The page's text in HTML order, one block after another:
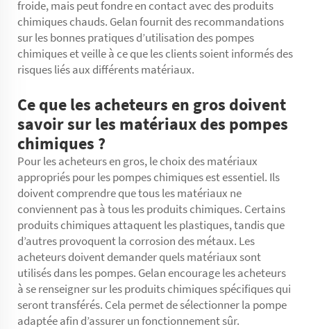
froide, mais peut fondre en contact avec des produits
chimiques chauds. Gelan fournit des recommandations
sur les bonnes pratiques d’utilisation des pompes
chimiques et veille à ce que les clients soient informés des
risques liés aux différents matériaux.
Ce que les acheteurs en gros doivent
savoir sur les matériaux des pompes
chimiques ?
Pour les acheteurs en gros, le choix des matériaux
appropriés pour les pompes chimiques est essentiel. Ils
doivent comprendre que tous les matériaux ne
conviennent pas à tous les produits chimiques. Certains
produits chimiques attaquent les plastiques, tandis que
d’autres provoquent la corrosion des métaux. Les
acheteurs doivent demander quels matériaux sont
utilisés dans les pompes. Gelan encourage les acheteurs
à se renseigner sur les produits chimiques spécifiques qui
seront transférés. Cela permet de sélectionner la pompe
adaptée afin d’assurer un fonctionnement sûr.